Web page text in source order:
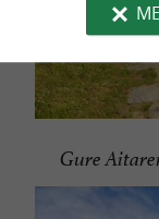
Gure